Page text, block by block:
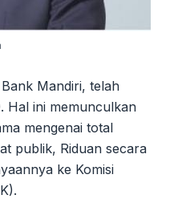
Mandiri, telah
Hal ini memunculkan
mengenai total
publik, Riduan secara
ke Komisi